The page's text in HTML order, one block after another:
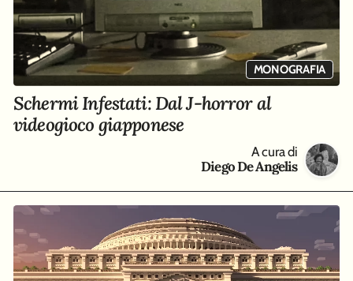
MONOGRAFIA
Schermi Infestati: Dal J-horror al
videogioco giapponese
A cura di
Diego De Angelis